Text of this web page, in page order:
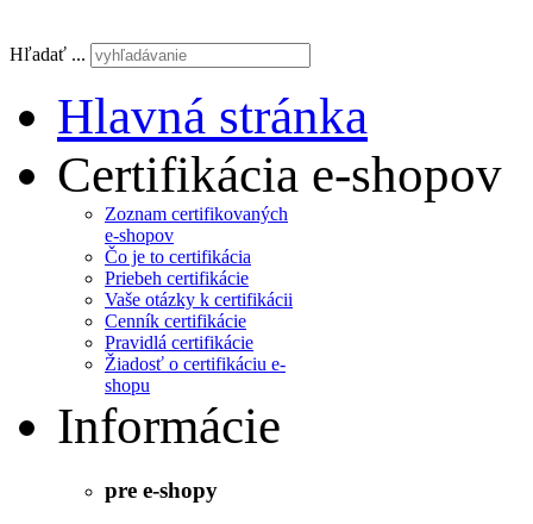
Hľadať ...
Hlavná stránka
Certifikácia e-shopov
Zoznam certifikovaných
e-shopov
Čo je to certifikácia
Priebeh certifikácie
Vaše otázky k certifikácii
Cenník certifikácie
Pravidlá certifikácie
Žiadosť o certifikáciu e-
shopu
Informácie
pre e-shopy